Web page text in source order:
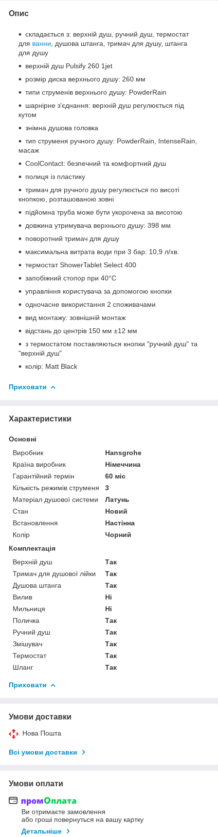
Опис
складається з: верхній душ, ручний душ, термостат
для ванни , душова штанга, тримач для душу, штанга
для душу
верхній душ Pulsify 260 1jet
розмір диска верхнього душу: 260 мм
типи струменів верхнього душу: PowderRain
шарнірне з'єднання: верхній душ регулюється під
кутом
знімна душова головка
тип струменя ручного душу: PowderRain, IntenseRain,
масаж
CoolContact: безпечний та комфортний душ
полиця із пластику
тримач для ручного душу регулюється по висоті
кнопкою, розташованою зовні
підйомна труба може бути укорочена за висотою
довжина утримувача верхнього душу: 398 мм
поворотний тримач для душу
максимальна витрата води при 3 бар: 10,9 л/хв.
термостат ShowerTablet Select 400
запобіжний стопор при 40°C
управління користувача за допомогою кнопки
одночасне використання 2 споживачами
вид монтажу: зовнішній монтаж
відстань до центрів 150 мм ±12 мм
з термостатом поставляються кнопки "ручний душ" та
"верхній душ"
колір: Matt Black
Приховати
Характеристики
Основні
Виробник
Hansgrohe
Країна виробник
Німеччина
Гарантійний термін
60 міс
Кількість режимів струменя
3
Матеріал душової системи
Латунь
Стан
Новий
Встановлення
Настінна
Колір
Чорний
Комплектація
Верхній душ
Так
Тримач для душової лійки
Так
Душова штанга
Так
Вилив
Ні
Мильниця
Ні
Поличка
Так
Ручний душ
Так
Змішувач
Так
Термостат
Так
Шланг
Так
Приховати
Умови доставки
Нова Пошта
Всі умови доставки
Умови оплати
Ви отримаєте замовлення
або гроші повернуться на вашу картку
Детальніше